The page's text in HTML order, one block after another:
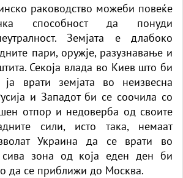
раководство можеби повеќе
способност да понуди
Земјата е длабоко
пари, оружје, разузнавање и
Секоја влада во Киев што би
врати земјата во неизвесна
и Западот би се соочила со
отпор и недоверба од своите
сили, исто така, немаат
Украина да се врати во
сива зона од која еден ден би
да се приближи до Москва.